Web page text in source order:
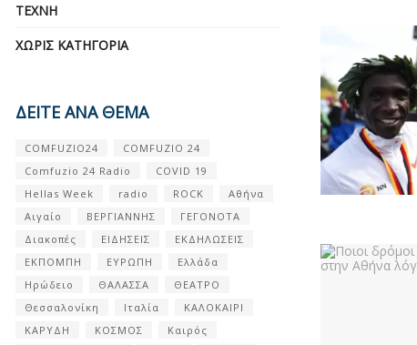
ΤΈΧΝΗ
ΧΩΡΊΣ ΚΑΤΗΓΟΡΊΑ
ΔΕΙΤΕ ΑΝΑ ΘΕΜΑ
COMFUZIO24
COMFUZIO 24
Comfuzio 24 Radio
COVID 19
Hellas Week
radio ROCK
Αθήνα
Αιγαίο
ΒΕΡΓΙΑΝΝΗΣ
ΓΕΓΟΝΟΤΑ
Διακοπές
ΕΙΔΗΣΕΙΣ
ΕΚΔΗΛΩΣΕΙΣ
ΕΚΠΟΜΠΗ
ΕΥΡΩΠΗ
Ελλάδα
Ηρώδειο
ΘΑΛΑΣΣΑ
ΘΕΑΤΡΟ
Θεσσαλονίκη
Ιταλία
ΚΑΛΟΚΑΙΡΙ
ΚΑΡΥΔΗ
ΚΟΣΜΟΣ
Καιρός